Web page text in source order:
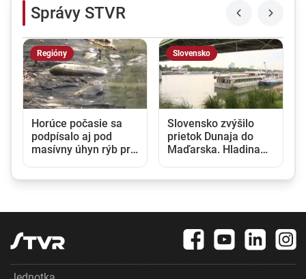
Správy STVR
Regióny
Horúce počasie sa
podpísalo aj pod
masívny úhyn rýb pri
Slovensko
Slovensko zvýšilo
prietok Dunaja do
Maďarska. Hladina